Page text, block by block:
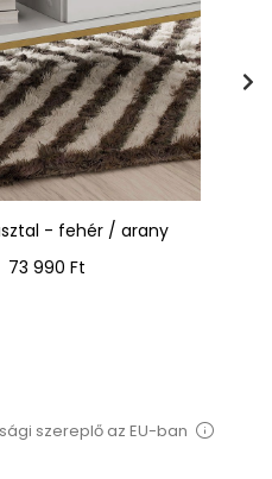
- fehér / arany
Ár
73 990 Ft
szereplő az EU-ban